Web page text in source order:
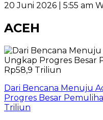
20 Juni 2026 | 5:55 am
ACEH
Dari Bencana Menuju
Progres Besar
Triliun